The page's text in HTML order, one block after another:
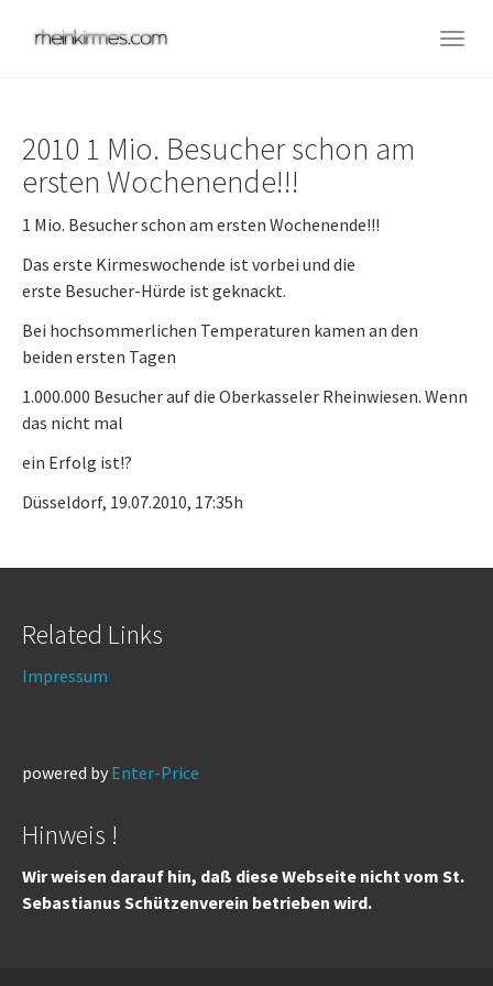
2010 1 Mio. Besucher schon am
ersten Wochenende!!!
1 Mio. Besucher schon am ersten Wochenende!!!
Das erste Kirmeswochende ist vorbei und die
erste Besucher-Hürde ist geknackt.
Bei hochsommerlichen Temperaturen kamen an den
beiden ersten Tagen
1.000.000 Besucher auf die Oberkasseler Rheinwiesen. Wenn
das nicht mal
ein Erfolg ist!?
Düsseldorf, 19.07.2010, 17:35h
Related Links
Impressum
powered by Enter-Price
Hinweis !
Wir weisen darauf hin, daß diese Webseite nicht vom St.
Sebastianus Schützenverein betrieben wird.